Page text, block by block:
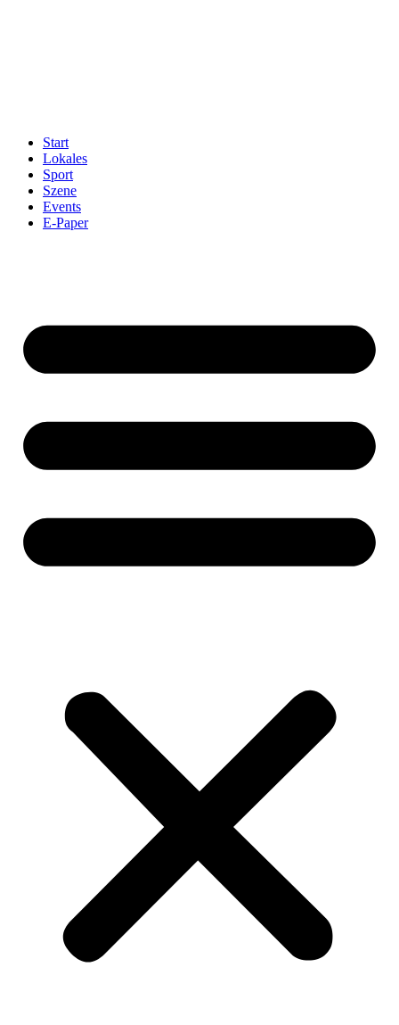
Start
Lokales
Sport
Szene
Events
E-Paper